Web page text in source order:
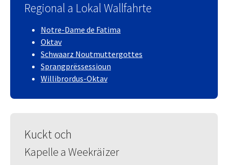
Regional a Lokal Wallfahrte
Notre-Dame de Fatima
Oktav
Schwaarz Noutmuttergottes
Sprangprëssessioun
Willibrordus-Oktav
Kuckt och
Kapelle a Weekräizer